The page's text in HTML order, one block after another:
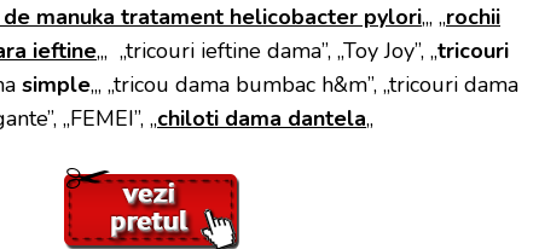
manuka tratament helicobacter pylori„, „rochii
ieftine„, „tricouri ieftine dama”, „Toy Joy”, „tricouri
simple„, „tricou dama bumbac h&m”, „tricouri dama
„FEMEI”, „chiloti dama dantela„